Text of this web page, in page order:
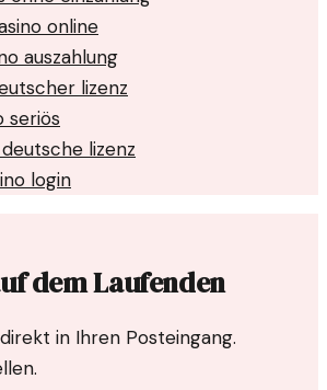
online
auszahlung
lizenz
seriös
lizenz
login
dem Laufenden
in Ihren Posteingang.